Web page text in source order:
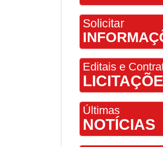
Solicitar
Editais e
Últimas
NOTÍCIAS